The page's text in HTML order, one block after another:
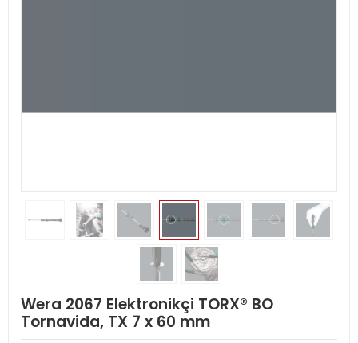
Wera 2067 Elektronikçi TORX® BO
Tornavida, TX 7 x 60 mm